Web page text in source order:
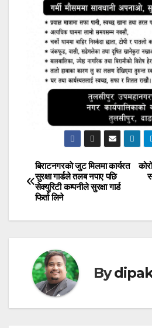
Post
navigation
बिराटनगरकाे जुट मिलमा कार्यरत
सुरक्षा गार्डले तलब नपाए पछि
सेक्युरिटी कम्पनीले सुरक्षा गार्ड
फिर्ता लिने
By